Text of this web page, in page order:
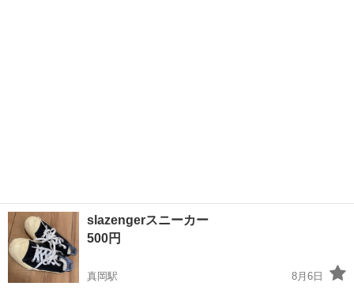
slazengerスニーカー
500円
真岡駅
8月6日